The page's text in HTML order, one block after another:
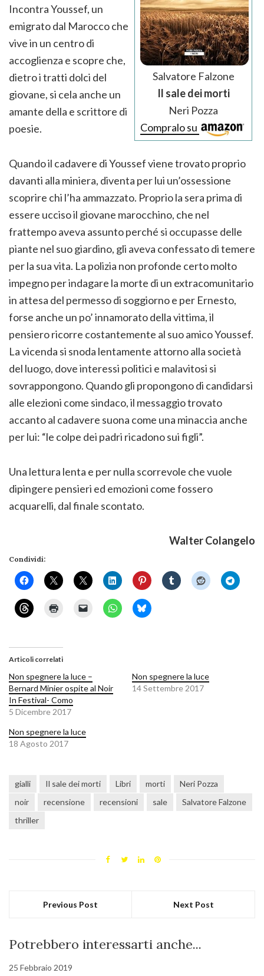
Salvatore Falzone
Il sale dei morti
Neri Pozza
Compralo su
Incontra Youssef, un
emigrato dal Marocco che
vive in un centro di
accoglienza e scopre che,
dietro i tratti dolci del
giovane, si cela anche un
amante della e scrittore di
poesie.
Quando il cadavere di Youssef viene trovato proprio
davanti alla miniera, diventa per lui un’ossessione
scoprire chi l’ha ammazzato. Proprio la sera prima di
essere ucciso il giovane marocchino, che nel
frattempo aveva assunto perché si occupasse delle
piante nel suo giardino, gli aveva confessato di temere
per la sua vita. La polizia non profonde certo molto
impegno per indagare la morte di un extracomunitario
in attesa del permesso di soggiorno e per Ernesto,
forse anche un po’ innamorato della vittima, il
pensiero ricorre costantemente al suo amico Youssef.
La vicenda si snoda lentamente attorno alla società
del luogo, dove interessi politici e malavitosi si
sovrappongono. Quando gli propongono di candidarsi
alle elezioni come sindaco, il messaggio trovato
accanto al cadavere suona come una minaccia anche
per lui: “le colpe dei padri ricadono sui figli”.
Una lettura lenta e per nulla scorrevole che vuole
dipingere pensieri ed emozioni come fossero
acquarelli, dal finale scontato.
Walter Colangelo
Condividi:
Articoli correlati
Non spegnere la luce –
Bernard Minier ospite al Noir
In Festival- Como
5 Dicembre 2017
Non spegnere la luce
14 Settembre 2017
Non spegnere la luce
18 Agosto 2017
gialli Il sale dei morti Libri morti
Neri Pozza
noir
recensione recensioni sale
Salvatore Falzone
thriller
Previous Post Next Post
Potrebbero interessarti anche...
25 Febbraio 2019